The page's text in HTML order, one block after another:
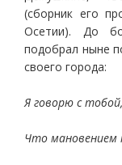
(сборник его
Осетии). До
подобрал ныне
своего города:
Я говорю с
Что мановением